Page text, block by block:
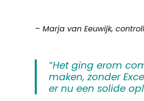
– Marja van Eeuwijk,
“Het ging erom
maken, zonder
er nu een solide